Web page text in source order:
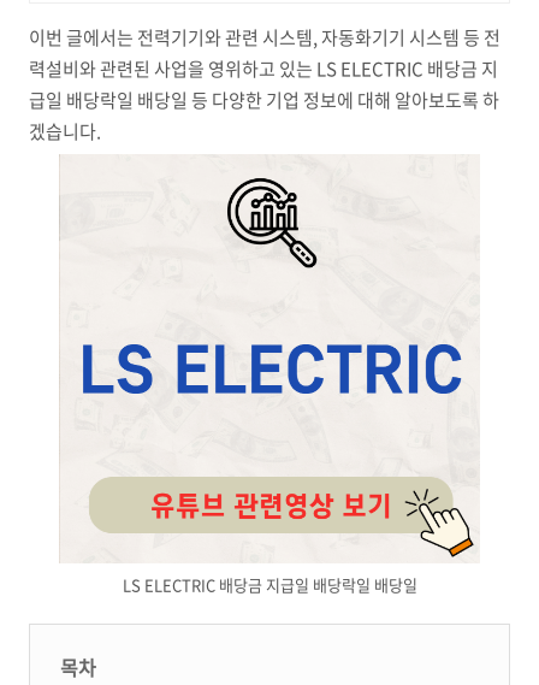
이번 글에서는 전력기기와 관련 시스템, 자동화기기 시스템 등 전
력설비와 관련된 사업을 영위하고 있는 LS ELECTRIC 배당금 지
급일 배당락일 배당일 등 다양한 기업 정보에 대해 알아보도록 하
겠습니다.
LS ELECTRIC 배당금 지급일 배당락일 배당일
목차